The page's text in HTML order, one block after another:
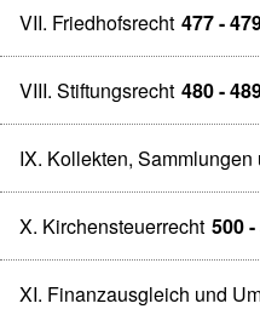
VII. Friedhofsrecht 477 -
VIII. Stiftungsrecht 480 -
IX. Kollekten, Sammlungen
X. Kirchensteuerrecht 500
XI. Finanzausgleich und